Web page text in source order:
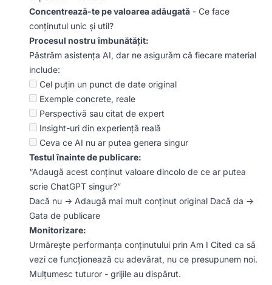
Concentrează-te pe valoarea adăugată - Ce face
conținutul unic și util?
Procesul nostru îmbunătățit:
Păstrăm asistența AI, dar ne asigurăm că fiecare material
include:
Cel puțin un punct de date original
Exemple concrete, reale
Perspectivă sau citat de expert
Insight-uri din experiență reală
Ceva ce AI nu ar putea genera singur
Testul înainte de publicare:
“Adaugă acest conținut valoare dincolo de ce ar putea
scrie ChatGPT singur?”
Dacă nu → Adaugă mai mult conținut original Dacă da →
Gata de publicare
Monitorizare:
Urmărește performanța conținutului prin Am I Cited ca să
vezi ce funcționează cu adevărat, nu ce presupunem noi.
Mulțumesc tuturor - grijile au dispărut.